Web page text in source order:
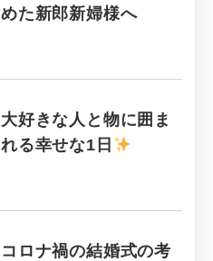
めた新郎新婦様へ
大好きな人と物に囲ま
れる幸せな1日
コロナ禍の結婚式の考